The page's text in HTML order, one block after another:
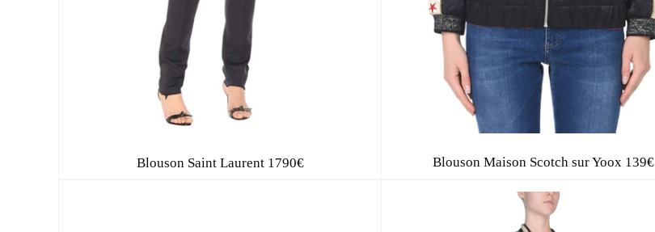
Blouson Saint Laurent 1790€ Blouson Maison Scotch sur Yoox 139€